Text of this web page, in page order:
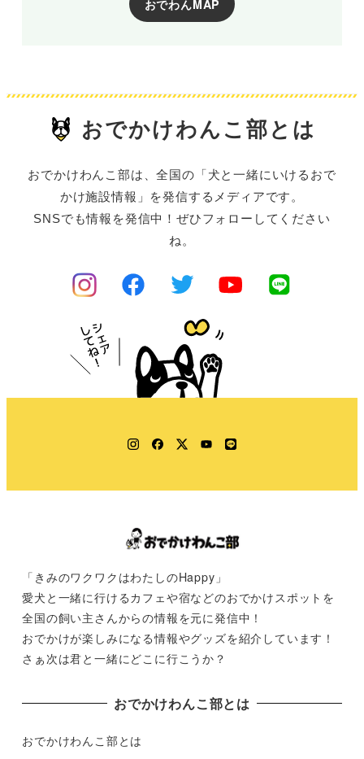
おでわんMAP
おでかけわんこ部とは
おでかけわんこ部は、全国の「犬と一緒にいけるおで
かけ施設情報」を発信するメディアです。
SNSでも情報を発信中！ぜひフォローしてください
ね。
Instagram
Facebook
TwitterYouTube
LINE
「きみのワクワクはわたしのHappy」
愛犬と一緒に行けるカフェや宿などのおでかけスポットを
全国の飼い主さんからの情報を元に発信中！
おでかけが楽しみになる情報やグッズを紹介しています！
さぁ次は君と一緒にどこに行こうか？
おでかけわんこ部とは
おでかけわんこ部とは